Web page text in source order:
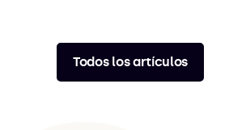
Todos los artículos